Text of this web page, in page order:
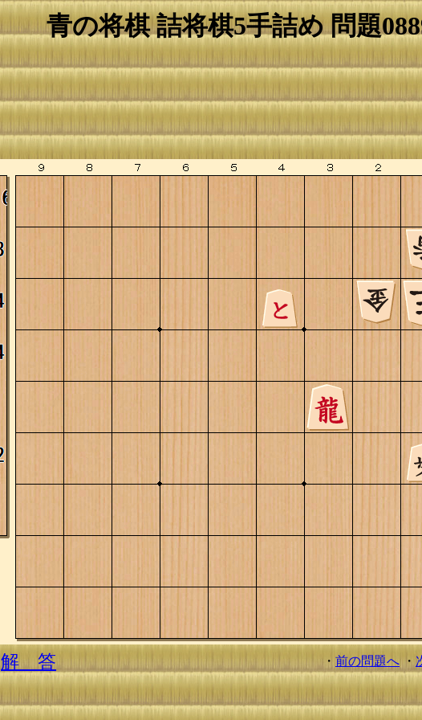
青の将棋 詰将棋5手詰め 問題
解 答 ・ 前の問題へ・